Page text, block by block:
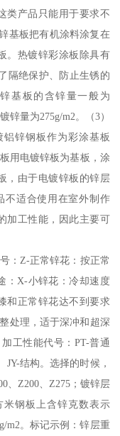
类产品只能用于要求不
基板把有机涂料涂复在
。热镀锌彩涂板除具有
隔绝保护、防止生锈的
基板的含锌量一般为
锌量为275g/m2。（3）
锌钢板作为彩涂基板
用电镀锌板为基板，涂
，由于电镀锌板的锌层
不适合使用在室外制作
加工性能，因此主要可
：Z-正常锌花：按正常
：X-小锌花：冷却速度
和正常锌花达不到要求
处理，适于深冲和超深
工性能代号：PT-普通
JY-结构。选择的时候，
、Z200、Z275；镀锌层
钢板上含锌克数表示
m2。标记示例：锌层重